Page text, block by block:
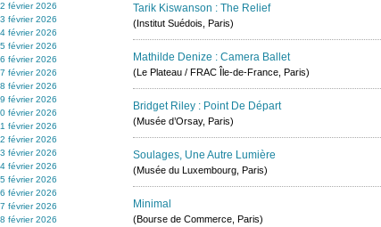
2 février 2026
3 février 2026
4 février 2026
5 février 2026
6 février 2026
7 février 2026
8 février 2026
9 février 2026
février 2026
février 2026
février 2026
février 2026
février 2026
février 2026
février 2026
février 2026
février 2026
Tarik Kiswanson : The Relief
(Institut Suédois, Paris)
Mathilde Denize : Camera Ballet
(Le Plateau / FRAC Île-de-France, Paris)
Bridget Riley : Point De Départ
(Musée d’Orsay, Paris)
Soulages, Une Autre Lumière
(Musée du Luxembourg, Paris)
Minimal
(Bourse de Commerce, Paris)